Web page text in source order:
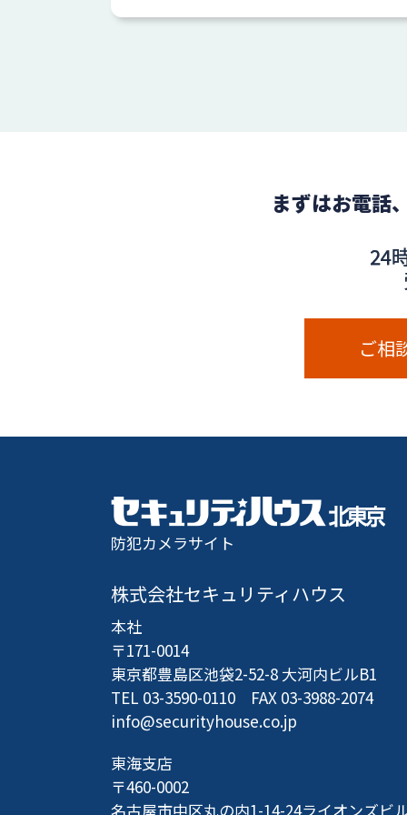
まずはお電話
ご相
防犯カメラサイト
株式会社セキュリティハウス
本社
〒171-0014
東京都豊島区池袋2-52-8 大河内ビルB1
TEL 03-3590-0110 FAX 03-3988-2074
info@securityhouse.co.jp
東海支店
〒460-0002
名古屋市中区丸の内1-14-24ライオンズビ